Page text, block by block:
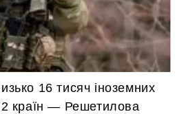
16 тисяч іноземних
країн — Решетилова